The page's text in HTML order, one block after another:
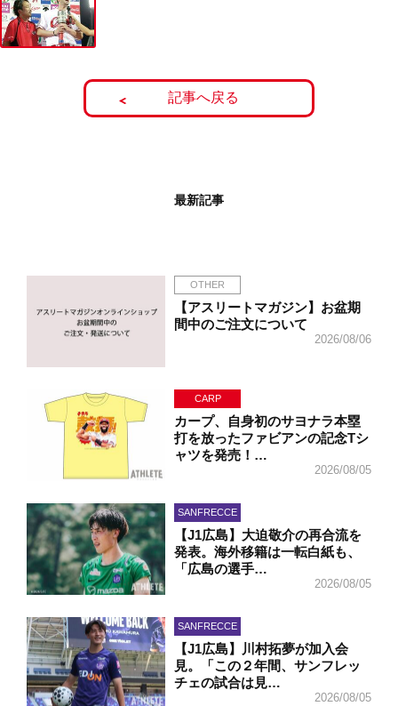
記事へ戻る
最新記事
OTHER
【アスリートマガジン】お盆期
間中のご注文について
2026/08/06
CARP
カープ、自身初のサヨナラ本塁
打を放ったファビアンの記念Tシ
ャツを発売！…
2026/08/05
SANFRECCE
【J1広島】大迫敬介の再合流を
発表。海外移籍は一転白紙も、
「広島の選手…
2026/08/05
SANFRECCE
【J1広島】川村拓夢が加入会
見。「この２年間、サンフレッ
チェの試合は見…
2026/08/05